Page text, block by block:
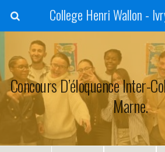
College Henri Wallon -
Concours D’éloquence Inter-
Marne.